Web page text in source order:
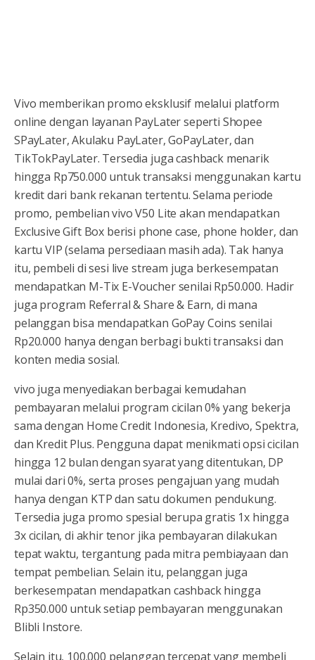
Vivo memberikan promo eksklusif melalui platform
online dengan layanan PayLater seperti Shopee
SPayLater, Akulaku PayLater, GoPayLater, dan
TikTokPayLater. Tersedia juga cashback menarik
hingga Rp750.000 untuk transaksi menggunakan kartu
kredit dari bank rekanan tertentu. Selama periode
promo, pembelian vivo V50 Lite akan mendapatkan
Exclusive Gift Box berisi phone case, phone holder, dan
kartu VIP (selama persediaan masih ada). Tak hanya
itu, pembeli di sesi live stream juga berkesempatan
mendapatkan M-Tix E-Voucher senilai Rp50.000. Hadir
juga program Referral & Share & Earn, di mana
pelanggan bisa mendapatkan GoPay Coins senilai
Rp20.000 hanya dengan berbagi bukti transaksi dan
konten media sosial.
vivo juga menyediakan berbagai kemudahan
pembayaran melalui program cicilan 0% yang bekerja
sama dengan Home Credit Indonesia, Kredivo, Spektra,
dan Kredit Plus. Pengguna dapat menikmati opsi cicilan
hingga 12 bulan dengan syarat yang ditentukan, DP
mulai dari 0%, serta proses pengajuan yang mudah
hanya dengan KTP dan satu dokumen pendukung.
Tersedia juga promo spesial berupa gratis 1x hingga
3x cicilan, di akhir tenor jika pembayaran dilakukan
tepat waktu, tergantung pada mitra pembiayaan dan
tempat pembelian. Selain itu, pelanggan juga
berkesempatan mendapatkan cashback hingga
Rp350.000 untuk setiap pembayaran menggunakan
Blibli Instore.
Selain itu, 100.000 pelanggan tercepat yang membeli